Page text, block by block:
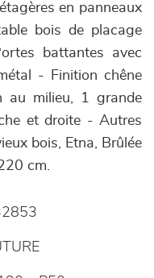
en panneaux
bois de placage
battantes avec
- Finition chêne
milieu, 1 grande
et droite - Autres
bois, Etna, Brûlée
cm.